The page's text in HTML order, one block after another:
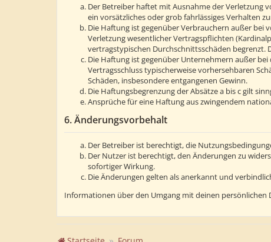
Der Betreiber haftet mit Ausnahme der Verletzung
ein vorsätzliches oder grob fahrlässiges Verhalten
Die Haftung ist gegenüber Verbrauchern außer bei
Verletzung wesentlicher Vertragspflichten
vertragstypischen Durchschnittsschäden begrenzt.
Die Haftung ist gegenüber Unternehmern außer
Vertragsschluss typischerweise vorhersehbaren
Schäden, insbesondere entgangenen Gewinn.
Die Haftungsbegrenzung der Absätze a bis c gilt
Ansprüche für eine Haftung aus zwingendem
6. Änderungsvorbehalt
Der Betreiber ist berechtigt, die
Der Nutzer ist berechtigt, den Änderungen zu
sofortiger Wirkung.
Die Änderungen gelten als anerkannt und
Informationen über den Umgang mit deinen